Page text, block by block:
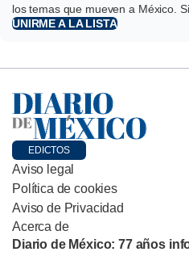
los temas que mueven a México.
UNIRME A LA LISTA
EDICTOS
Aviso legal
Política de cookies
Aviso de Privacidad
Acerca de
Diario de México: 77 años